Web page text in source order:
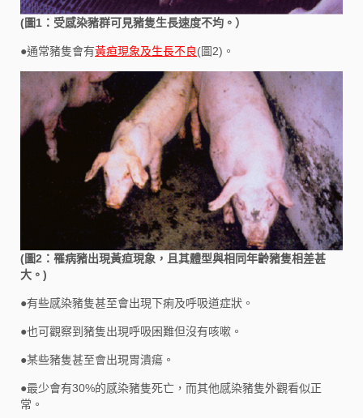
(圖1：受感染豬群可見豬隻生長速度不均。）
●通常豬隻會有黃疸現象及生長不良(圖2)。
(圖2：罹病豬出現黃疸現象，且其體型與相同年齡豬隻相差甚
大。)
●有些感染豬隻甚至會出現下痢及呼吸道症狀。
●也可觀察到豬隻出現呼吸困難但沒有咳嗽。
●某些豬隻甚至會出現胃潰瘍。
●最少會有30%的感染豬隻死亡，而其他感染豬隻外觀看似正
常。